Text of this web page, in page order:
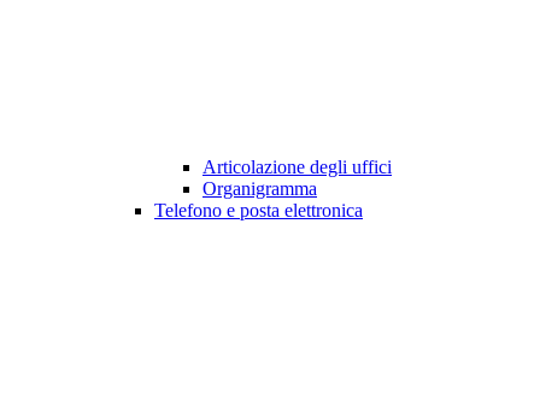
Articolazione degli uffici
Organigramma
Telefono e posta elettronica